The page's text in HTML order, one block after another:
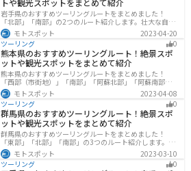
トや観光スポットをまとめて紹介
岩手県のおすすめツーリングルートをまとめました！
「北部」「南部」の2つのルート紹介します。壮大な自然
や歴史的な観光スポットが多く存在するので楽しめま
す。バイクで岩手県にツーリングに行く際は参考にして
ください。
モトスポット
2023-04-20
ツーリング
0
熊本県のおすすめツーリングルート！絶景スポ
ットや観光スポットをまとめて紹介
熊本県のおすすめツーリングルートをまとめました！
「西部（市街地）」「南部」「阿蘇北部」「阿蘇南部」
の4つのルート紹介します。阿蘇山や天草諸島をはじめと
した豊かな自然や、熊本城や水前寺成趣園など歴史ある
観光スポットが多数あり、様々な楽しみ方ができます。
バイクで熊本県にツーリングに行く際は参考にしてくだ
さい。
モトスポット
2023-04-08
ツーリング
0
群馬県のおすすめツーリングルート！絶景スポ
ットや観光スポットをまとめて紹介
群馬県のおすすめツーリングルートをまとめました！
「東部」「北部」「南部」の3つのルート紹介します。草
津温泉や伊香保温泉など全国でも有名な温泉や豊かな自
然を満喫するツーリングができます。バイクで群馬県に
ツーリングに行く際は参考にしてください。
モトスポット
2023-03-10
ツーリング
0